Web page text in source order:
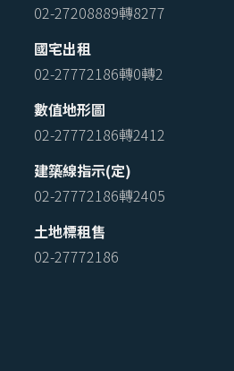
02-27208889轉8277
國宅出租
02-27772186轉0轉2
數值地形圖
02-27772186轉2412
建築線指示(定)
02-27772186轉2405
土地標租售
02-27772186